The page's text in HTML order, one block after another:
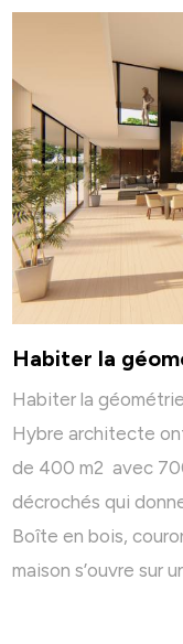
Habiter la
Habiter la
Hybre architecte
de 400 m2 avec
décrochés qui
Boîte en bois,
maison s’ouvre sur